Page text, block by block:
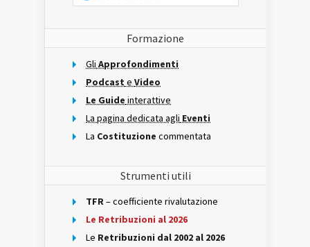
Formazione
Gli Approfondimenti
Podcast e Video
Le Guide interattive
La pagina dedicata agli Eventi
La Costituzione commentata
Strumenti utili
TFR– coefficiente rivalutazione
Le Retribuzioni al 2026
Le Retribuzioni dal 2002 al 2026